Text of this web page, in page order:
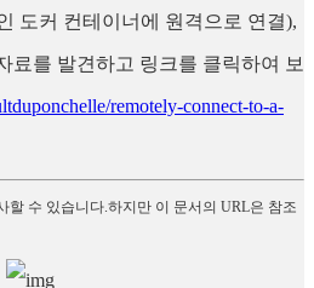
도커 컨테이너에 원격으로 연결),
료를 발견하고 링크를 클릭하여 보
remotely-connect-to-a-
할 수 있습니다.하지만 이 문서의 URL은 참조